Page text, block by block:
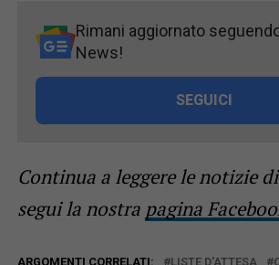
Rimani aggiornato
News!
SEGUICI
Continua a leggere le notizie di
segui la nostra pagina
ARGOMENTI CORRELATI: LISTE D'ATTESA